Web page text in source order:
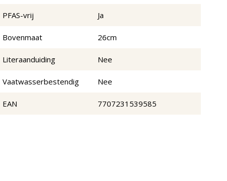
PFAS-vrij Ja
Bovenmaat 26cm
Literaanduiding Nee
Vaatwasserbestendig Nee
EAN 7707231539585